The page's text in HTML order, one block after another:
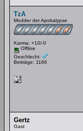
TzA
Modder der Apokalypse
Karma: +10/-0
Offline
Geschlecht:
Beiträge: 1166
Gertz
Gast